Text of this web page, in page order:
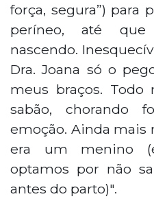
força, segura”) para
períneo, até
nascendo.
Dra. Joana só o
meus braços. Todo
sabão, chorando
emoção. Ainda mais
era um menino
optamos por não
antes do parto)".